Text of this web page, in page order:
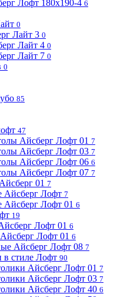
Лофт 180х190-4 6
0
Лайт 3 0
Лайт 4 0
Лайт 7 0
0
85
47
Айсберг Лофт 01 7
Айсберг Лофт 03 7
Айсберг Лофт 06 6
Айсберг Лофт 07 7
01 7
Айсберг Лофт 7
Лофт 01 6
19
Лофт 01 6
Лофт 01 6
Айсберг Лофт 08 7
в стиле Лофт 90
Айсберг Лофт 01 7
Айсберг Лофт 03 7
Айсберг Лофт 40 6